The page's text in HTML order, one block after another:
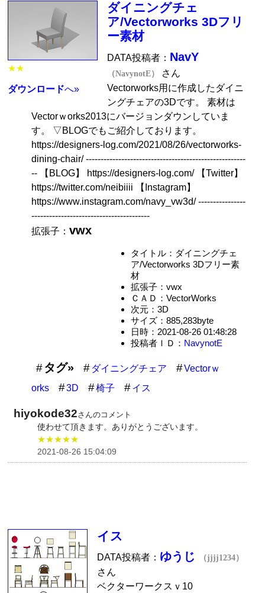
★★
ダウンロードへ»
ダイニングチェ
ア/Vectorworks 3Dフリ
ー素材
DATA投稿者： NavY
（NavynotE）
さん
Vectorworks用に作成したダイニ
ングチェアの3Dです。 素材は
Vectorｗorks2013にバージョンダウンしていま
す。 ▽BLOGでもご紹介しております。
https://designers-log.com/2021/08/26/vectorworks-
dining-chair/ ------------------------------------------------------
-- 【BLOG】 https://designers-log.com/ 【Twitter】
https://twitter.com/neibiiii 【Instagram】
https://www.instagram.com/navy_vw3d/ ----------------
----------------------------------------
拡張子：vwx
タイトル：ダイニングチェ
ア/Vectorworks 3Dフリー素
材
拡張子：vwx
ＣＡＤ：VectorWorks
次元：3D
サイズ：885,283byte
日時：2021-08-26 01:48:28
投稿者ＩＤ： NavynotE
タグ» ダイニングチェア
Vectorｗ
orks
3D 椅子 イス
hiyokode32さんのコメント
使わせて頂きます。ありがとうございます。
★★★★★
2021-08-26 15:04:09
イス
DATA投稿者： ゆうじ （jjjj1234）
さん
ベクターワークスｖ10